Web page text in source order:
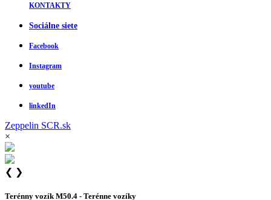
KONTAKTY
Sociálne siete
Facebook
Instagram
youtube
linkedIn
Zeppelin SCR.sk
×
❮ ❯
Terénny vozík M50.4 - Terénne vozíky